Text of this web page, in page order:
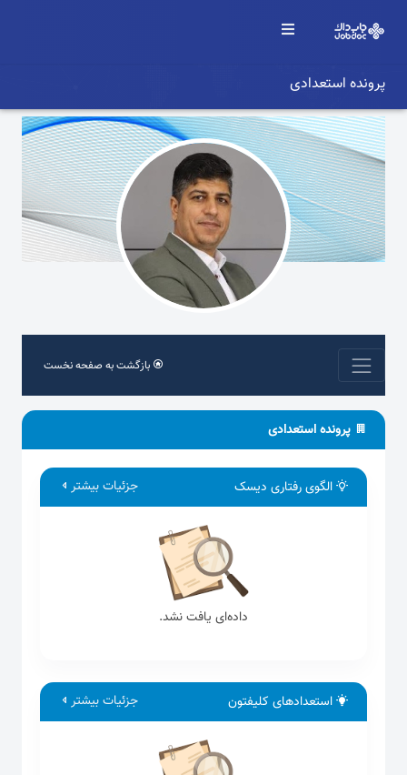
پرونده استعدادی
بازگشت به صفحه نخست
پرونده استعدادی
الگوی رفتاری دیسک جزئیات بیشتر
داده‌ای یافت نشد.
استعدادهای کلیفتون جزئیات بیشتر